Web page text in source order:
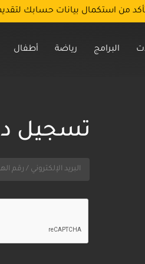
من استكمال بيانات حسابك
البرامج رياضة أطفال
تسجيل